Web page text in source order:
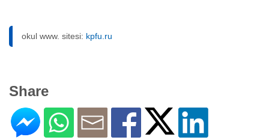
okul www. sitesi: kpfu.ru
Share